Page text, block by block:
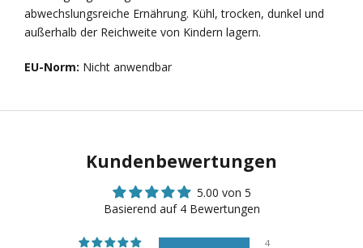
abwechslungsreiche Ernährung. Kühl, trocken, dunkel und
außerhalb der Reichweite von Kindern lagern.
EU-Norm: Nicht anwendbar
Kundenbewertungen
5.00 von 5
Basierend auf 4 Bewertungen
4